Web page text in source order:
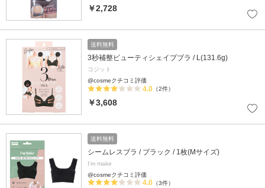
￥2,728
送料無料
3秒補整ビューティシェイプブラ / L(131.6g)
コジット
@cosmeクチコミ評価
4.0 （2件）
￥3,608
送料無料
シームレスブラ / ブラック / 1枚(Mサイズ)
I’m make
@cosmeクチコミ評価
4.0 （3件）